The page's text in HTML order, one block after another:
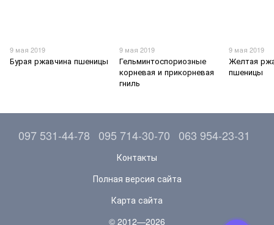
9 мая 2019
Бурая ржавчина пшеницы
9 мая 2019
Гельминтоспориозные
корневая и прикорневая
гниль
9 мая 2019
Желтая
пшеницы
097 531-44-78 095 714-30-70 063 954-23-31
Контакты
Полная версия сайта
Карта сайта
© 2012—2026